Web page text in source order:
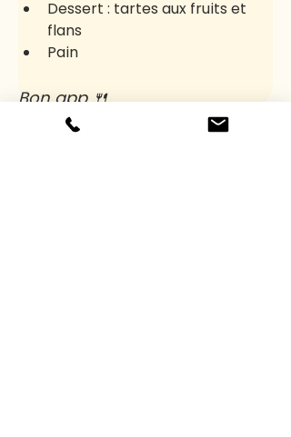
Dessert : tartes aux fruits et
flans
Pain
Bon app 🍴